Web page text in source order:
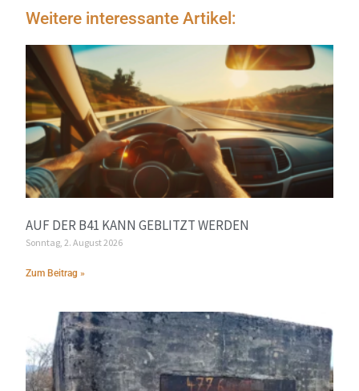
Weitere interessante Artikel:
AUF DER B41 KANN GEBLITZT WERDEN
Sonntag, 2. August 2026
Zum Beitrag »